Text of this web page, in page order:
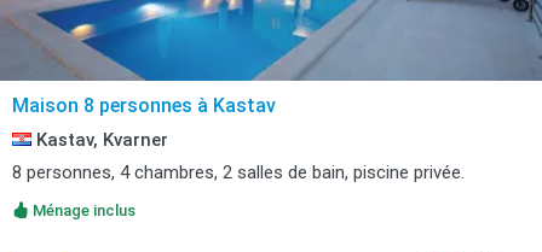
Maison 8 personnes à Kastav
Kastav, Kvarner
8 personnes, 4 chambres, 2 salles de bain, piscine privée.
Ménage inclus